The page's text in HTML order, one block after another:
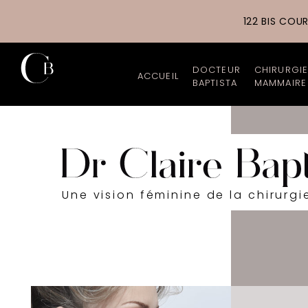
122 BIS
ACCUEIL
DOCTEUR
BAPTISTA
Cabinet et Cliniques
CHIRURGIE
MAMMAIRE
Une vision féminine de la